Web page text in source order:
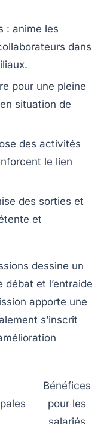
: anime les
dans
pour une pleine
situation de
des activités
le lien
des sorties et
et
dessine un
et l’entraide
apporte une
s’inscrit
Bénéfices
pour les
salariés